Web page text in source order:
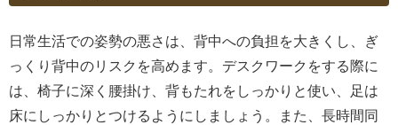
日常生活での姿勢の悪さは、背中への負担を大きくし、ぎ
っくり背中のリスクを高めます。デスクワークをする際に
は、椅子に深く腰掛け、背もたれをしっかりと使い、足は
床にしっかりとつけるようにしましょう。また、長時間同